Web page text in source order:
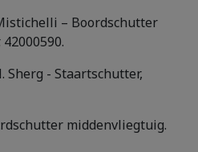
– Boordschutter
Sherg - Staartschutter,
middenvliegtuig.